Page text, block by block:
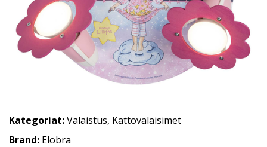
Kategoriat:Valaistus, Kattovalaisimet
Brand: Elobra